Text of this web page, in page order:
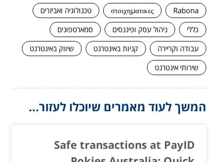
Rabona
στοιχηματικες
טכנולוגיה ואביזרים
כללי
ניהול עסק ופיננסים
סמארטפונים
עבודה וקריירה
קניות באינטרנט
שיווק באינטרנט
שירותי אינטרנט
המשך לעוד מאמרים שיוכלו לעזור...
Safe transactions at PayID